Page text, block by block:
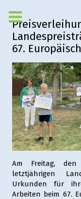
67.
Am Freitag,
letztjährigen
Urkunden für
Arbeiten beim 67.